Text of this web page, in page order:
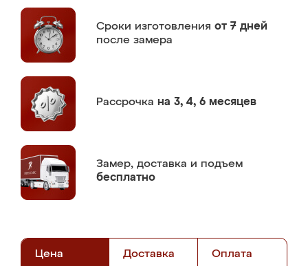
Сроки изготовления от 7 дней
после замера
Рассрочка на 3, 4, 6 месяцев
Замер, доставка и подъем
бесплатно
Цена Доставка Оплата